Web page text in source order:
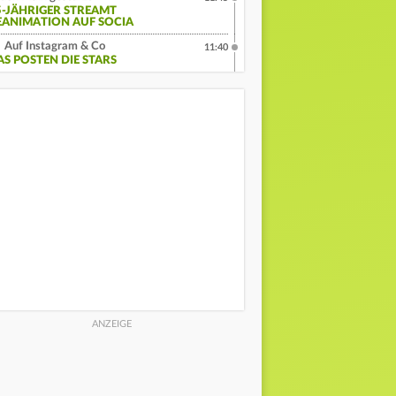
JÄHRIGER STREAMT
AUF SOCIA
Auf Instagram & Co
POSTEN DIE STARS
11:40